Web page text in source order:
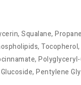
Squalane,
Pentylene